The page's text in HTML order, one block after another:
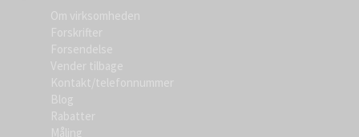
Om virksomheden
Forskrifter
Forsendelse
Vender tilbage
Kontakt/telefonnummer
Blog
Rabatter
Måling